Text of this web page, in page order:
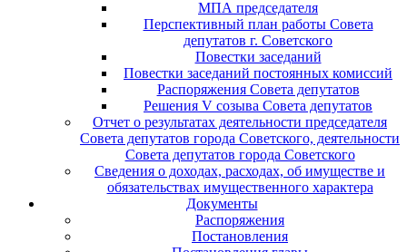
МПА председателя
Перспективный план работы Совета
депутатов г. Советского
Повестки заседаний
Повестки заседаний постоянных комиссий
Распоряжения Совета депутатов
Решения V созыва Совета депутатов
Отчет о результатах деятельности председателя
Совета депутатов города Советского, деятельности
Совета депутатов города Советского
Сведения о доходах, расходах, об имуществе и
обязательствах имущественного характера
Документы
Распоряжения
Постановления